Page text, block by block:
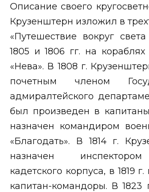
Описание своего
Крузенштерн изложил в
«Путешествие вокруг
1805 и 1806 гг. на
«Нева». В 1808 г.
почетным членом
адмиралтейского
был произведен в
назначен командиром
«Благодать». В 1814 г.
назначен
кадетского корпуса, в 1819
капитан-командоры. В 1823